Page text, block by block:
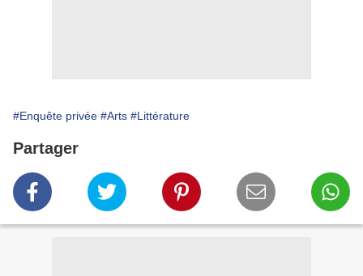
#Enquête privée #Arts #Littérature
Partager